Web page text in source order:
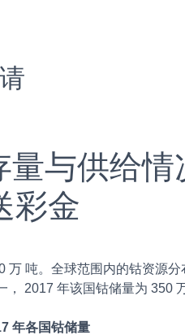
与供给情
彩金
万 吨。全球范围内的钴资源
2017 年该国钴储量为 350
年各国钴储量